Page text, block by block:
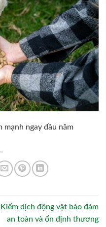
mạnh ngay đầu năm
Kiểm dịch động vật bảo đảm
an toàn và ổn định thương